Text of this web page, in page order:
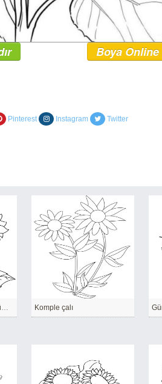
Boya Online
Pinterest Instagram Twitter
Ayçiçeği kökleri toprağı tüm kirleticilerden temizleyebilir Komple çalı